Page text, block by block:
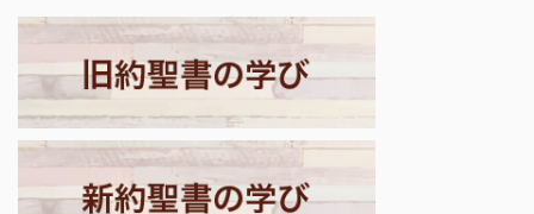
が再び神殿に戻られる。
それは破壊されたエルサ
レム再建のしるし ...
いうちに、マグダラのマ
リアは墓に ...
く。もちろん、コヘレト
も嘆くだけで何もしな
い。 -コヘレト4:1「私は
改めて、太陽の下に行わ
れる虐げのすべてを見
た。見よ、虐げられる人
の涙を。彼らを慰める者